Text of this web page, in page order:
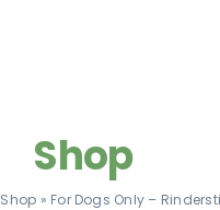
Shop
Shop » For Dogs Only –